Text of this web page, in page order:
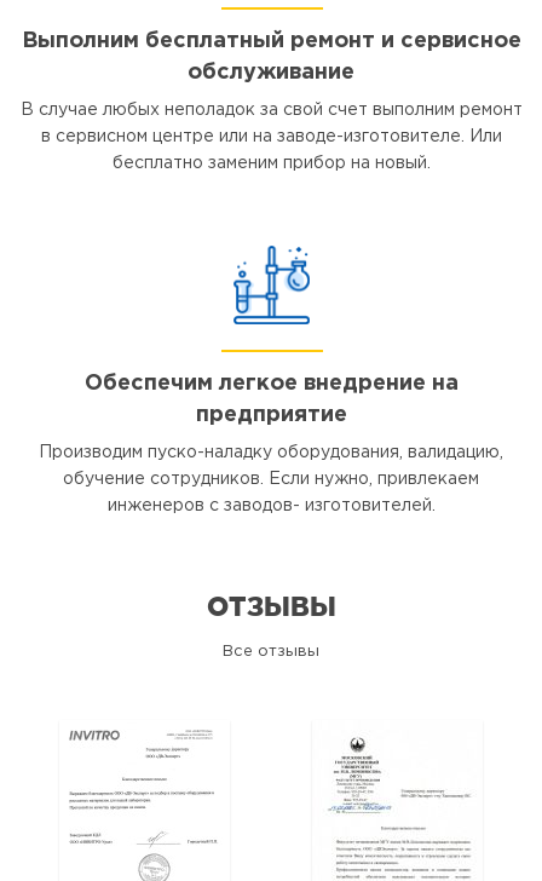
Выполним бесплатный ремонт и сервисное
обслуживание
В случае любых неполадок за свой счет выполним ремонт
в сервисном центре или на заводе-изготовителе. Или
бесплатно заменим прибор на новый.
Обеспечим легкое внедрение на
предприятие
Производим пуско-наладку оборудования, валидацию,
обучение сотрудников. Если нужно, привлекаем
инженеров с заводов- изготовителей.
ОТЗЫВЫ
Все отзывы